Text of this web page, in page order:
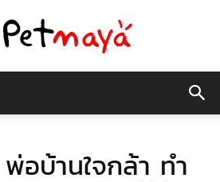
มายา
อบ้านใจกล้า ทำ